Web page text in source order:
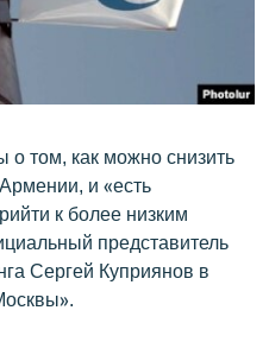
о том, как можно снизить
и «есть
к более низким
представитель
Сергей Куприянов в